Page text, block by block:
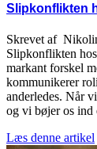
Slipkonflikten
Skrevet af
Slipkonflikten
markant forskel
kommunikerer
anderledes. Når
og vi bøjer os ind
Læs denne artikel